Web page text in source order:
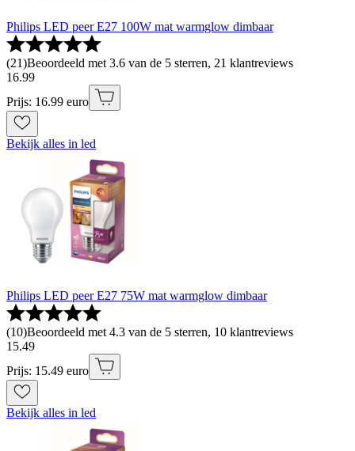
Philips LED peer E27 100W mat warmglow dimbaar
(21)Beoordeeld met 3.6 van de 5 sterren, 21 klantreviews
16.99
Prijs: 16.99 euro
Bekijk alles in led
Philips LED peer E27 75W mat warmglow dimbaar
(10)Beoordeeld met 4.3 van de 5 sterren, 10 klantreviews
15.49
Prijs: 15.49 euro
Bekijk alles in led